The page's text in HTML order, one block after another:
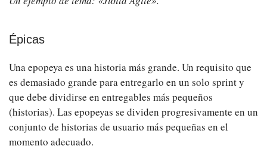
Épicas
Una epopeya es una historia más grande. Un requisito que
es demasiado grande para entregarlo en un solo sprint y
que debe dividirse en entregables más pequeños
(historias). Las epopeyas se dividen progresivamente en un
conjunto de historias de usuario más pequeñas en el
momento adecuado.